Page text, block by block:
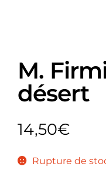
M.
désert
14,50€
Rupture de